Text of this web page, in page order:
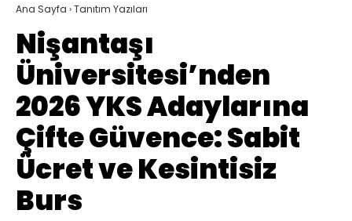
Ana Sayfa ›Tanıtım Yazıları
Nişantaşı
Üniversitesi’nden
2026 YKS Adaylarına
Çifte Güvence: Sabit
Ücret ve Kesintisiz
Burs